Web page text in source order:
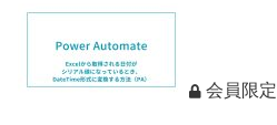
会員限定